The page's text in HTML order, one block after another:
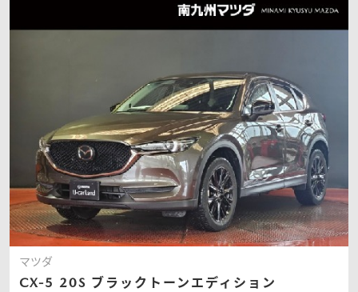
マツダ
CX-5 20S ブラックトーンエディション